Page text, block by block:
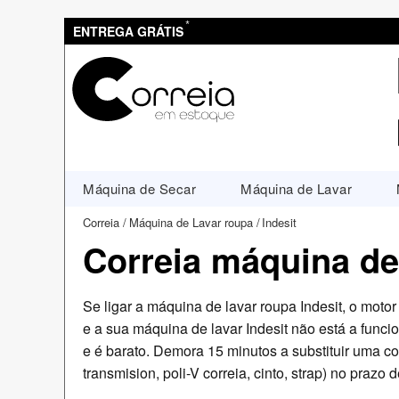
ENTREGA GRÁTIS*
Máquina de Secar Máquina de Lavar
Correia Máquina de Lavar roupa Indesit
Correia máquina
Se ligar a máquina de lavar roupa Indesit, o
e a sua máquina de lavar Indesit não está a
e é barato. Demora 15 minutos a substituir uma
transmision, poli-V correia, cinto, strap) no prazo